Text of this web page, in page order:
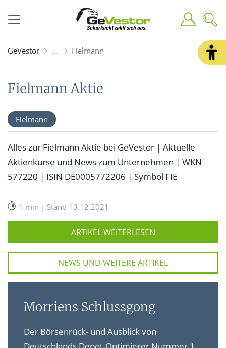
GeVestor Fielmann
Fielmann Aktie
Fielmann
Alles zur Fielmann Aktie bei GeVestor | Aktuelle
Aktienkurse und News zum Unternehmen | WKN
577220 | ISIN DE0005772206 | Symbol FIE
1 min | Stand 13.12.2021
ARTIKEL WEITERLESEN
NEWS UND WEITERE ARTIKEL
Morriens Schlussgong
Der Börsenrück- und Ausblick von